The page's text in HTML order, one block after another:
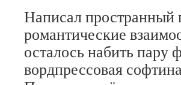
Написал пространный
романтические
осталось набить пару
вордпрессовая